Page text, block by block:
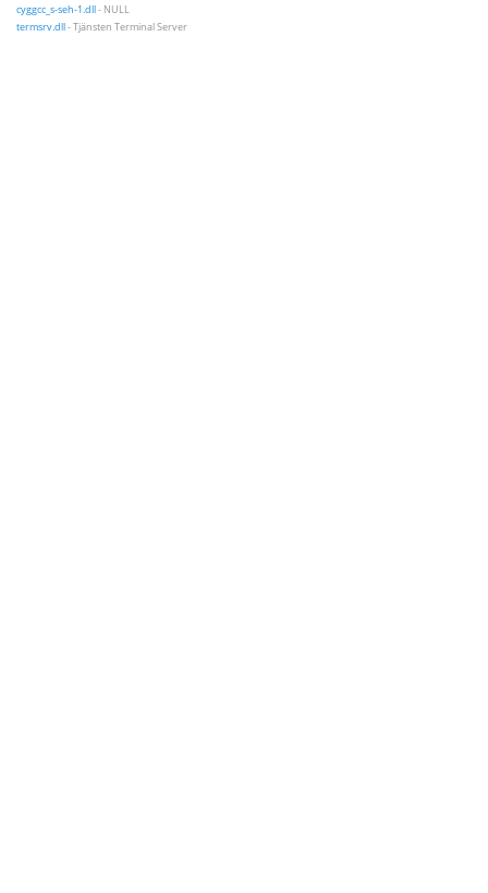
cyggcc_s-seh-1.dll- NULL
termsrv.dll- Tjänsten Terminal Server